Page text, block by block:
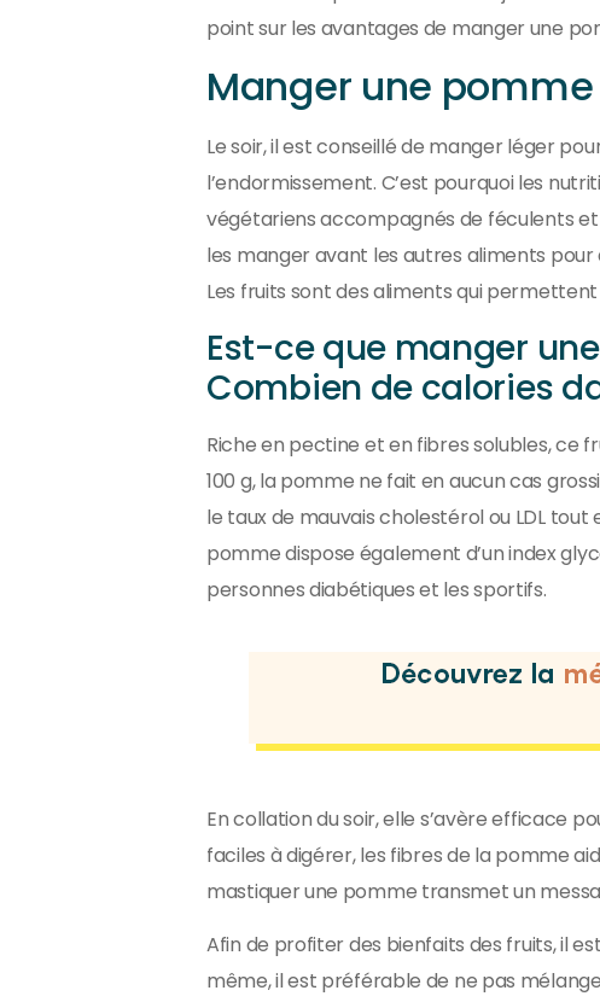
point sur les avantages de manger une
Manger une
Le soir, il est conseillé de manger léger
l’endormissement. C’est pourquoi les
végétariens accompagnés de féculents et
les manger avant les autres aliments
Les fruits sont des aliments qui
Est-ce que manger
Combien de calories
Riche en pectine et en fibres solubles, ce
100 g, la pomme ne fait en aucun cas
le taux de mauvais cholestérol ou LDL
pomme dispose également d’un index
personnes diabétiques et les sportifs.
En collation du soir, elle s’avère efficace
faciles à digérer, les fibres de la pomme
mastiquer une pomme transmet un
Afin de profiter des bienfaits des fruits, il
même, il est préférable de ne pas